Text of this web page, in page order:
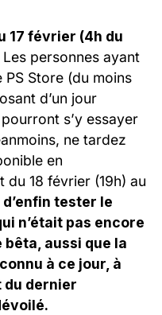
17 février (4h du
Les personnes ayant
Store (du moins
d’un jour
s’y essayer
ne tardez
en
du 18 février (19h) au
d’enfin tester le
n’était pas encore
aussi que la
à ce jour, à
du dernier